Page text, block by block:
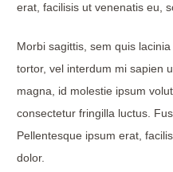
erat, facilisis ut venenatis eu,
Morbi sagittis, sem quis
tortor, vel interdum mi sapien
magna, id molestie ipsum
consectetur fringilla luctus.
Pellentesque ipsum erat,
dolor.